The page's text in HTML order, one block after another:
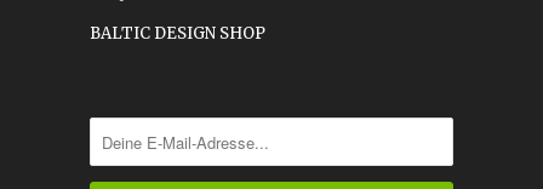
BALTIC DESIGN SHOP